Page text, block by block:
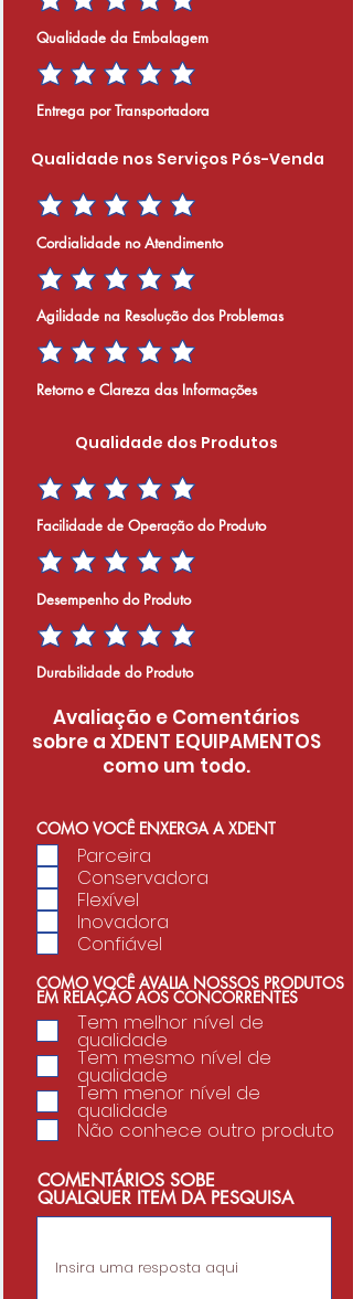
Qualidade da Embalagem
Entrega por Transportadora
Qualidade nos Serviços Pós-Venda
Cordialidade no Atendimento
Agilidade na Resolução dos Problemas
Retorno e Clareza das Informações
Qualidade dos Produtos
Facilidade de Operação do Produto
Desempenho do Produto
Durabilidade do Produto
Avaliação e Comentários
sobre a XDENT EQUIPAMENTOS
como um todo.
COMO VOCÊ ENXERGA A XDENT
Parceira
Conservadora
Flexível
Inovadora
Confiável
COMO VOCÊ AVALIA NOSSOS PRODUTOS
EM RELAÇÃO AOS CONCORRENTES
Tem melhor nível de
qualidade
Tem mesmo nível de
qualidade
Tem menor nível de
qualidade
Não conhece outro produto
COMENTÁRIOS SOBE
QUALQUER ITEM DA PESQUISA